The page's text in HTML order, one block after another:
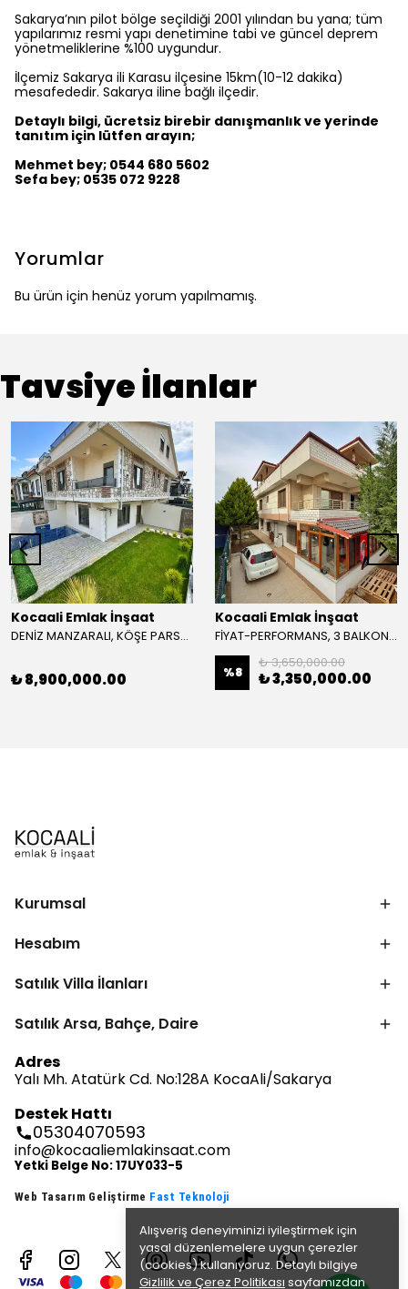
Alışveriş deneyiminizi iyileştirmek için
yasal düzenlemelere uygun çerezler
(cookies) kullanıyoruz. Detaylı bilgiye
Gizlilik ve Çerez Politikası sayfamızdan
Sakarya’nın pilot bölge seçildiği 2001 yılından bu yana; tüm
yapılarımız resmi yapı denetimine tabi ve güncel deprem
yönetmeliklerine %100 uygundur.
İlçemiz Sakarya ili Karasu ilçesine 15km(10-12 dakika)
mesafededir. Sakarya iline bağlı ilçedir.
Detaylı bilgi, ücretsiz birebir danışmanlık ve yerinde
tanıtım için lütfen arayın;
Mehmet bey; 0544 680 5602
Sefa bey; 0535 072 9228
Yorumlar
Bu ürün için henüz yorum yapılmamış.
Tavsiye İlanlar
Kocaali Emlak İnşaat
DENİZ MANZARALI, KÖŞE PARSEL, HAVUZLU, JAKUZİLİ, PANJURLU, MERKEZ PLAJ 3+1 TRİPLEKS VİLLA! KOCAALİ YALI MH
₺ 8,900,000.00
Kocaali Emlak İnşaat
FİYAT-PERFORMANS, 3 BALKON, PLAJA 150METRE, KAT MÜLKİYETLİ 2+2 DAİRE! KOCAALİ YALI MH
%8
₺ 3,650,000.00
₺ 3,350,000.00
Kurumsal
Hesabım
Satılık Villa İlanları
Satılık Arsa, Bahçe, Daire
Adres
Yalı Mh. Atatürk Cd. No:128A KocaAli/Sakarya
Destek Hattı
05304070593
info@kocaaliemlakinsaat.com
Yetki Belge No: 17UY033-5
Web Tasarım Geliştirme Fast Teknoloji